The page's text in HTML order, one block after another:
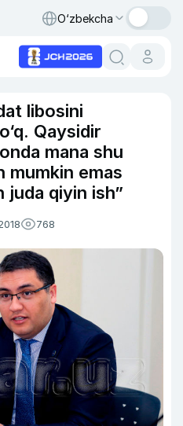
O‘zbekcha
libosini
Qaysidir
mana shu
mumkin emas
juda qiyin ish”
768